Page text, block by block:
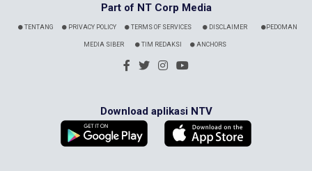
Part of NT Corp Media
TENTANG PRIVACY POLICY TERMS OF SERVICES DISCLAIMER PEDOMAN
MEDIA SIBER TIM REDAKSI ANCHORS
Download aplikasi NTV